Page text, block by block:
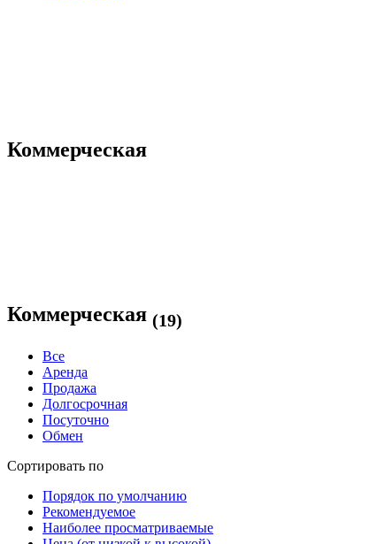
Коммерческая
Коммерческая (19)
Все
Аренда
Продажа
Долгосрочная
Посуточно
Обмен
Сортировать по
Порядок по умолчанию
Рекомендуемое
Наиболее просматриваемые